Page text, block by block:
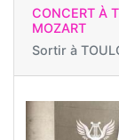
CONCERT À
MOZART
Sortir à